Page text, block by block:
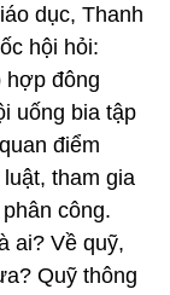
dục, Thanh
hội hỏi:
hợp đông
uống bia tập
điểm
tham gia
công.
ai? Về quỹ,
Quỹ thông